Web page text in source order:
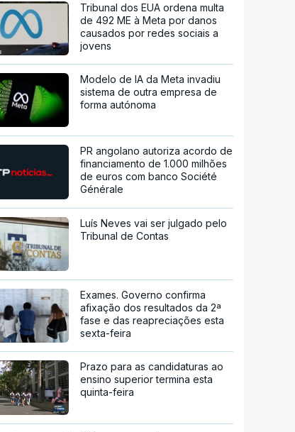
Tribunal dos EUA ordena multa
de 492 ME à Meta por danos
causados por redes sociais a
jovens
Modelo de IA da Meta invadiu
sistema de outra empresa de
forma autónoma
PR angolano autoriza acordo de
financiamento de 1.000 milhões
de euros com banco Société
Générale
Luís Neves vai ser julgado pelo
Tribunal de Contas
Exames. Governo confirma
afixação dos resultados da 2ª
fase e das reapreciações esta
sexta-feira
Prazo para as candidaturas ao
ensino superior termina esta
quinta-feira